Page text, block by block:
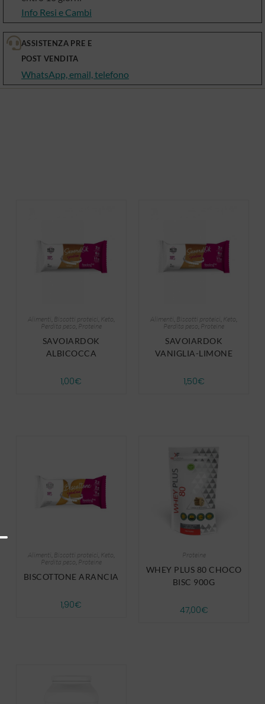
Info Resi e Cambi
ASSISTENZA PRE E
POST VENDITA
WhatsApp, email, telefono
Alimenti , Biscotti proteici , Keto,
Perdita peso, Proteine
SAVOIARDOK
ALBICOCCA
1,00€
Alimenti, Biscotti proteici, Keto,
Perdita peso, Proteine
SAVOIARDOK
VANIGLIA-LIMONE
1,50€
Alimenti , Biscotti proteici , Keto,
Perdita peso, Proteine
BISCOTTONE ARANCIA
1,90€
Proteine
WHEY PLUS 80 CHOCO
BISC 900G
47,00€